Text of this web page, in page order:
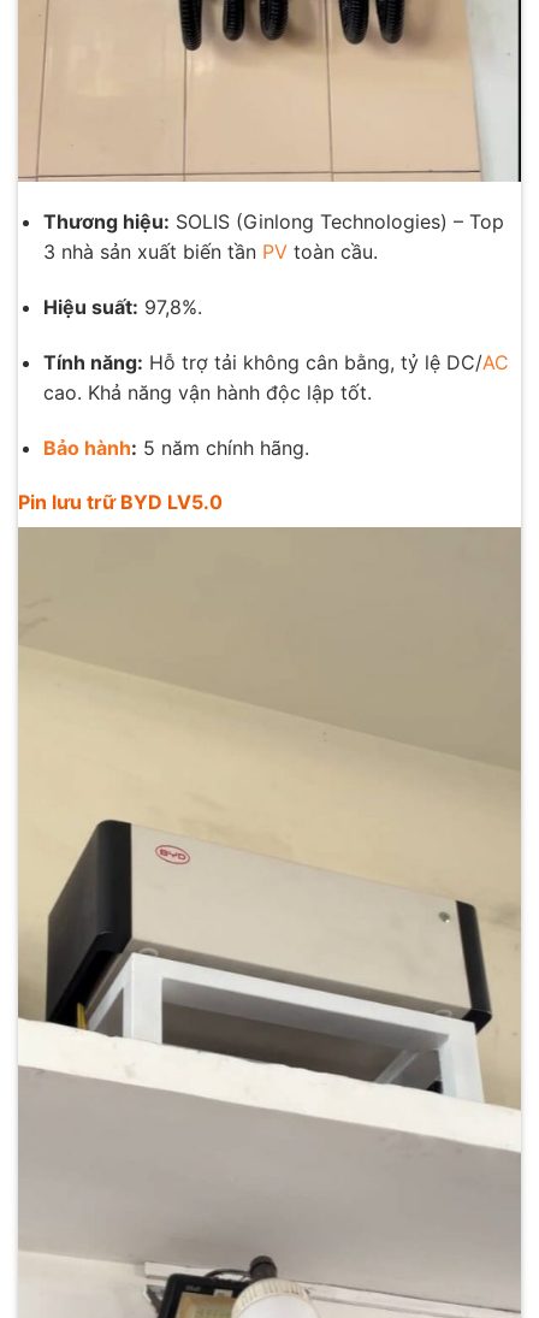
Thương hiệu: SOLIS (Ginlong Technologies) – Top
3 nhà sản xuất biến tần PVtoàn cầu.
Hiệu suất: 97,8%.
Tính năng: Hỗ trợ tải không cân bằng, tỷ lệ DC/AC
cao. Khả năng vận hành độc lập tốt.
Bảo hành: 5 năm chính hãng.
Pin lưu trữ BYD LV5.0